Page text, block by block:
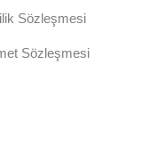
Sözleşmesi
Sözleşmesi